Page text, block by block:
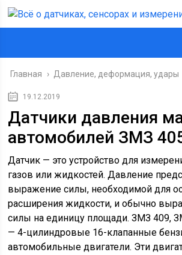
Главная › Давление, деформация, удары
19.12.2019
Датчики давления
автомобилей ЗМЗ
Датчик — это устройство для
газов или жидкостей. Давление
выражение силы, необходимой для
расширения жидкости, и обычно
силы на единицу площади. ЗМЗ 409,
— 4-цилиндровые 16-клапанные
автомобильные двигатели. Эти